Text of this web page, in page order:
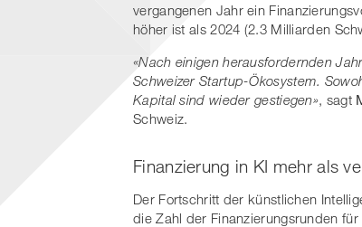
vergangenen Jahr ein
höher ist als 2024 (2.3 Milliarden
«Nach einigen herausfordernden
Schweizer Startup-Ökosystem.
Kapital sind wieder gestiegen», sagt
Schweiz.
Finanzierung in KI mehr als
Der Fortschritt der künstlichen
die Zahl der Finanzierungsrunden